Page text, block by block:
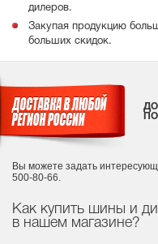
дилеров.
Закупая продукцию
больших скидок.
Как купить шины и
в нашем магазине?
Вы можете задать
500-80-66.